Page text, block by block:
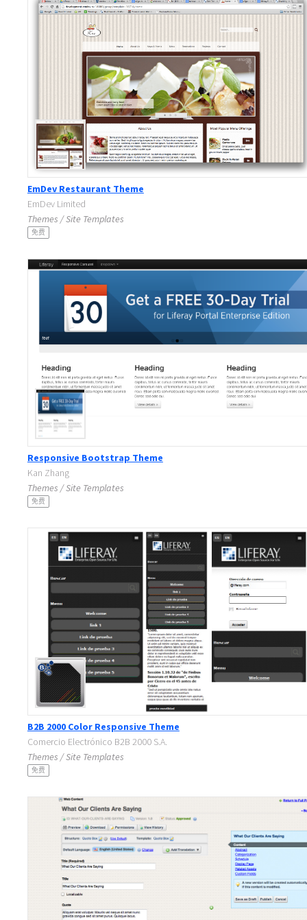
EmDev Restaurant Theme
EmDev Limited
Themes / Site Templates
免费
Responsive Bootstrap Theme
Kan Zhang
Themes / Site Templates
免费
B2B 2000 Color Responsive Theme
Comercio Electrónico B2B 2000 S.A.
Themes / Site Templates
免费